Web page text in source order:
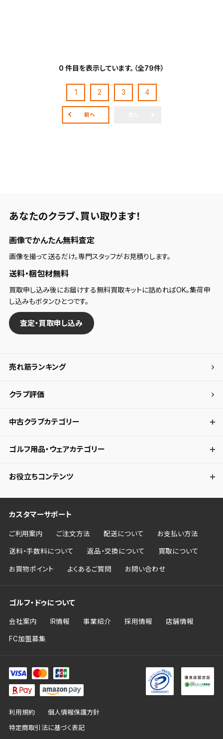
この検索条件をマイページ内「保存検索条件一覧」に
よく探す商品を、毎回条件指定することなく簡単に開
くことができます。
新着通知を「する」にすると、この条件に一致する商品
が入荷した際に、メール及びお客様のアカウント内の
「お知らせ」で通知します。
保存された検索条件は変更できません。
件一覧」から画面を表示し、条件を変更の上、保存し直
してください。
これまで保存した検索条件は、マイページの「保存検
索条件一覧」で確認できます。
0 件目を表示しています。（全79件）
前へ
1 2 3 4
あなたのクラブ、 買い取ります！
画像でかんたん無料査定
画像を撮って送るだけ。専門スタッフがお見積りします。
送料・梱包材無料
買取申し込み後にお届けする無料買取キットに詰めればOK。集荷申
し込みもボタンひとつです。
査定・買取申し込み
売れ筋ランキング
クラブ評価
中古クラブカテゴリー
ゴルフ用品・ウェアカテゴリー
お役立ちコンテンツ
カスタマーサポート
ご利用案内 ご注文方法 配送について お支払い方法
送料・手数料について 返品・交換について 買取について
お買物ポイント よくあるご質問 お問い合わせ
ゴルフ・ドゥについて
会社案内 IR情報 事業紹介 採用情報 店舗情報
FC加盟募集
利用規約 個人情報保護方針
特定商取引法に基づく表記